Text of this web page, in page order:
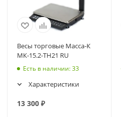
Весы торговые Масса-К
МК-15.2-ТН21 RU
Есть в наличии: 33
Характеристики
13 300 ₽